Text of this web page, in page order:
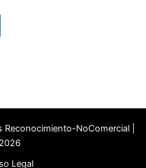
NoComercial |
2026
Legal